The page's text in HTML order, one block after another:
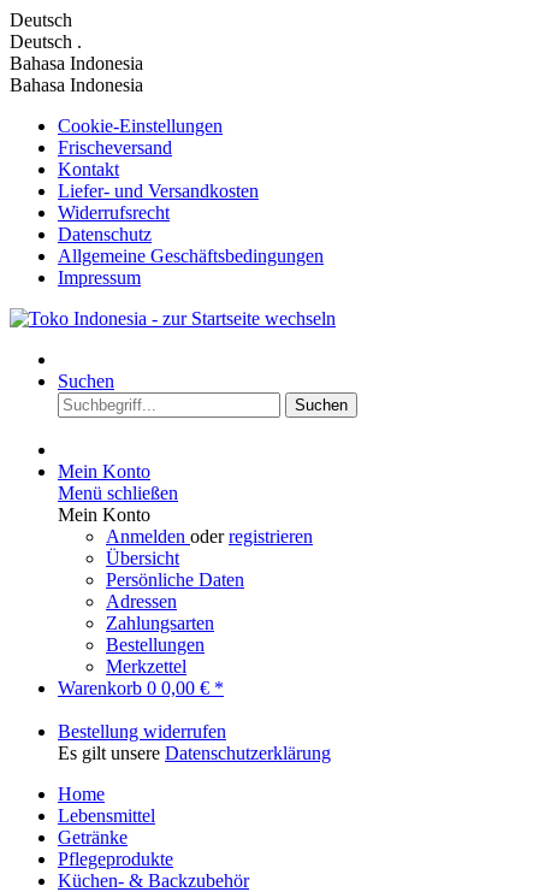
Deutsch
Deutsch .
Bahasa Indonesia
Bahasa Indonesia
Cookie-Einstellungen
Frischeversand
Kontakt
Liefer- und Versandkosten
Widerrufsrecht
Datenschutz
Allgemeine Geschäftsbedingungen
Impressum
Suchen
Suchen
Mein Konto
Menü schließen
Mein Konto
Anmelden oderregistrieren
Übersicht
Persönliche Daten
Adressen
Zahlungsarten
Bestellungen
Merkzettel
Warenkorb 0 0,00 € *
Bestellung widerrufen
Es gilt unsere Datenschutzerklärung
Home
Lebensmittel
Getränke
Pflegeprodukte
Küchen- & Backzubehör